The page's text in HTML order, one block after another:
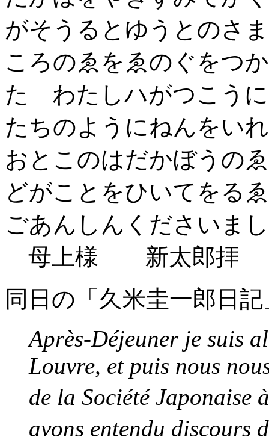
がそうるとゆうとのさ
ころのゑをゑのぐをつ
た わたしハがつこう
たちのようにねんをい
おとこのはだかぼうの
どがことをひいてをる
ごあんしんくださいま
母上様 新太郎拝
同日の「久米圭一郎日
Après-Déjeuner je suis
Louvre, et puis nous
de la Société Japonaise
avons entendu discours